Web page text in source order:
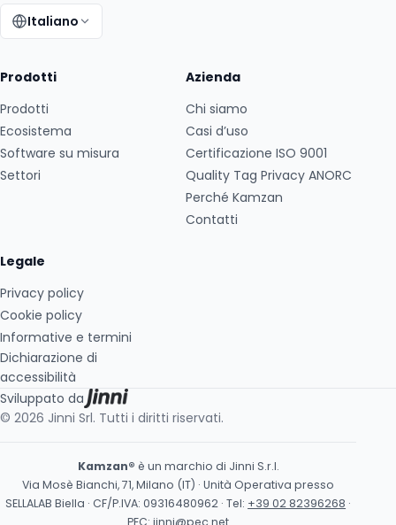
Cambia lingua:
Italiano
Prodotti
Prodotti
Ecosistema
Software su misura
Settori
Azienda
Chi siamo
Casi d’uso
Certificazione ISO 9001
Quality Tag Privacy ANORC
Perché Kamzan
Contatti
Legale
Privacy policy
Cookie policy
Informative e termini
Dichiarazione di
accessibilità
Sviluppato da
© 2026 Jinni Srl. Tutti i diritti riservati.
Kamzan® è un marchio di Jinni S.r.l.
Via Mosè Bianchi, 71, Milano (IT) · Unità Operativa presso
SELLALAB Biella · CF/P.IVA: 09316480962 · Tel: +39 02 82396268 ·
PEC:jinni@pec.net